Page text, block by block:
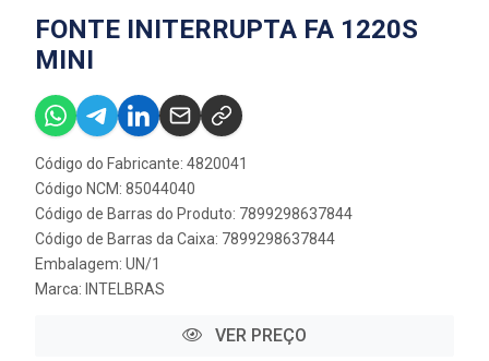
FONTE INITERRUPTA FA 1220S
MINI
Código do Fabricante: 4820041
Código NCM: 85044040
Código de Barras do Produto: 7899298637844
Código de Barras da Caixa: 7899298637844
Embalagem: UN/1
Marca: INTELBRAS
VER PREÇO